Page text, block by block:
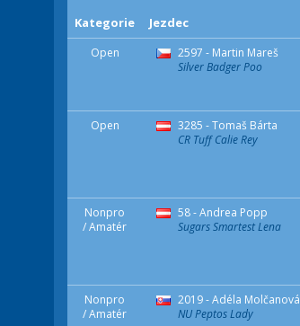
Kategorie Jezdec
Open
2597 - Martin Mareš
Silver Badger Poo
Open
3285 - Tomaš Bárta
CR Tuff Calie Rey
Nonpro
/ Amatér
58 - Andrea Popp
Sugars Smartest Lena
Nonpro
/ Amatér
2019 - Adéla Molčanová
NU Peptos Lady